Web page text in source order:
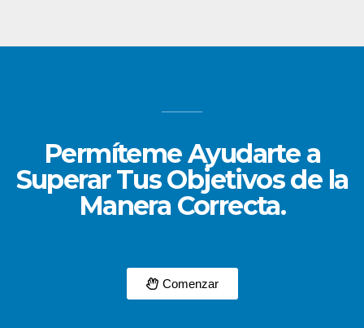
Permíteme Ayudarte a
Superar Tus Objetivos de la
Manera Correcta.
Comenzar